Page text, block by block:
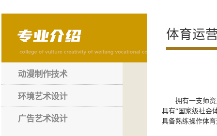
体育运
动漫制作技术
环境艺术设计
广告艺术设计
拥有一支师
具有“国家级社会
具备熟练操作体